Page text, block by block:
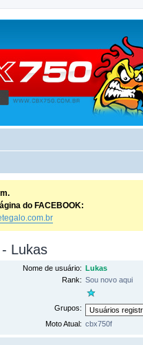
do FACEBOOK:
Lukas
Nome de usuário: Lukas
Rank: Sou novo aqui
Grupos:
Moto Atual: cbx750f